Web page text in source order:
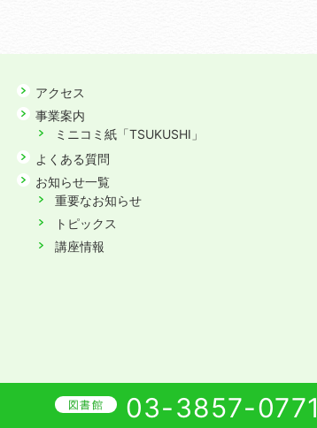
アクセス
事業案内
ミニコミ紙「TSUKUSHI」
よくある質問
お知らせ一覧
重要なお知らせ
トピックス
講座情報
03-3857-0771